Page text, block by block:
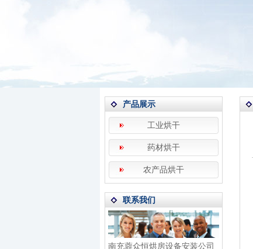
产品展示
工业烘干
药材烘干
农产品烘干
联系我们
南充蓉众恒烘房设备安装公司